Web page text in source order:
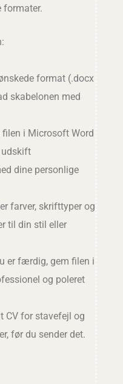
formater.
format (.docx
skabelonen med
filen i Microsoft Word
udskift
dine personlige
farver, skrifttyper og
til din stil eller
er færdig, gem filen i
og poleret
CV for stavefejl og
før du sender det.